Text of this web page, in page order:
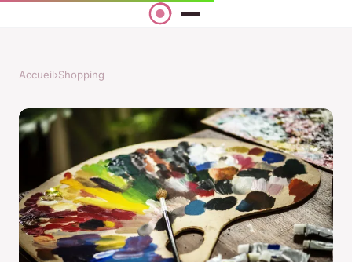
Accueil›Shopping